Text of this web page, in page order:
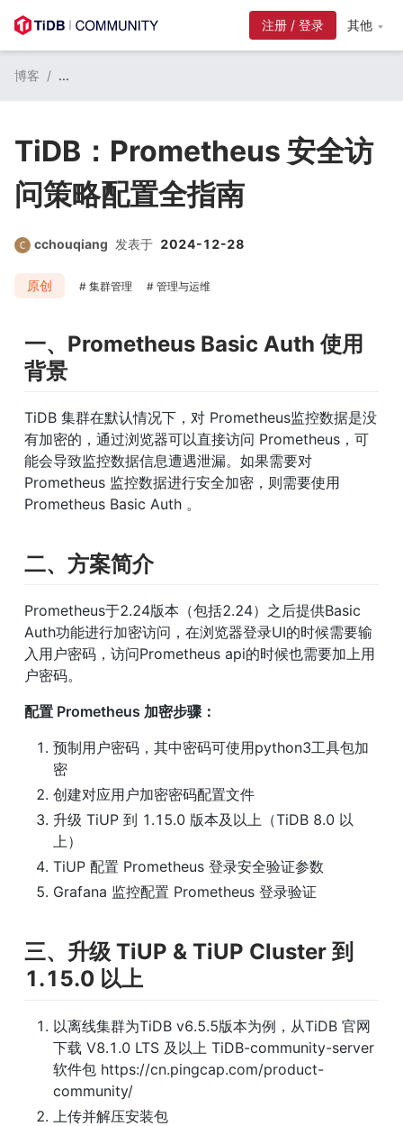
注册 / 登录 其他
博客 / ...
TiDB：Prometheus 安全访
问策略配置全指南
cchouqiang 发表于 2024-12-28
原创 集群管理 管理与运维
一、Prometheus Basic Auth 使用
背景
TiDB 集群在默认情况下，对 Prometheus监控数据是没
有加密的，通过浏览器可以直接访问 Prometheus，可
能会导致监控数据信息遭遇泄漏。如果需要对
Prometheus 监控数据进行安全加密，则需要使用
Prometheus Basic Auth 。
二、方案简介
Prometheus于2.24版本（包括2.24）之后提供Basic
Auth功能进行加密访问，在浏览器登录UI的时候需要输
入用户密码，访问Prometheus api的时候也需要加上用
户密码。
配置 Prometheus 加密步骤：
预制用户密码，其中密码可使用python3工具包加
密
创建对应用户加密密码配置文件
升级 TiUP 到 1.15.0 版本及以上（TiDB 8.0 以
上）
TiUP 配置 Prometheus 登录安全验证参数
Grafana 监控配置 Prometheus 登录验证
三、升级 TiUP & TiUP Cluster 到
1.15.0 以上
以离线集群为TiDB v6.5.5版本为例，从TiDB 官网
下载 V8.1.0 LTS 及以上 TiDB-community-server
软件包 https://cn.pingcap.com/product-
community/
上传并解压安装包